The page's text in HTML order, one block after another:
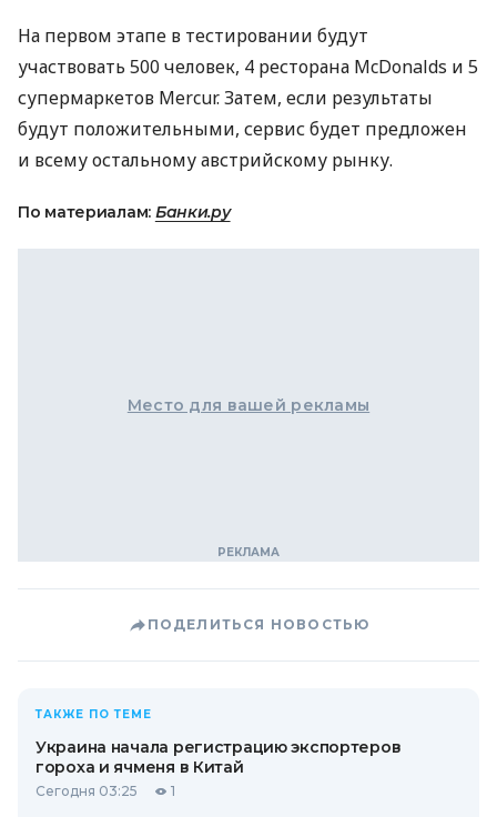
На первом этапе в тестировании будут
участвовать 500 человек, 4 ресторана McDonalds и 5
супермаркетов Mercur. Затем, если результаты
будут положительными, сервис будет предложен
и всему остальному австрийскому рынку.
По материалам: Банки.ру
Место для вашей рекламы
ПОДЕЛИТЬСЯ НОВОСТЬЮ
ТАКЖЕ ПО ТЕМЕ
Украина начала регистрацию экспортеров
гороха и ячменя в Китай
Сегодня 03:25 1